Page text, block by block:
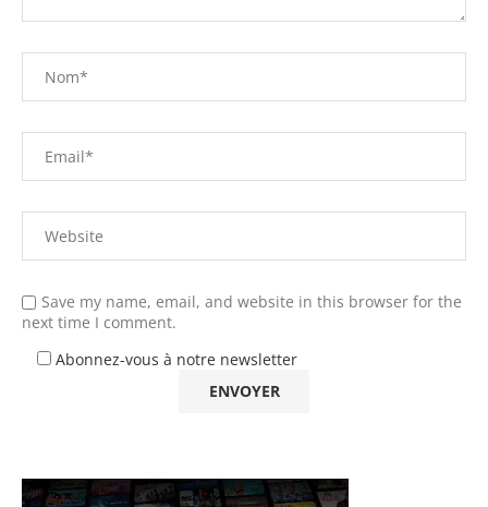
Save my name, email, and website in this browser for the
next time I comment.
Abonnez-vous à notre newsletter